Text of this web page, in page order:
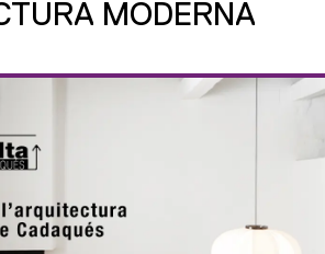
MODERNA